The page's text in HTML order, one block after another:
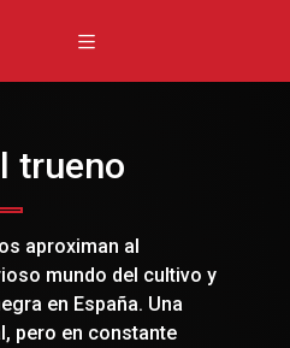
trueno
aproximan al
mundo del cultivo y
en España. Una
pero en constante